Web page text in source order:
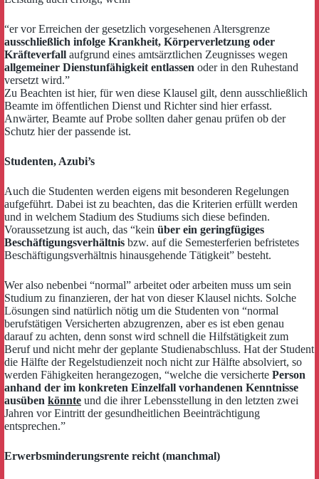
“er vor Erreichen der gesetzlich vorgesehenen Altersgrenze
ausschließlich infolge Krankheit, Körperverletzung oder
Kräfteverfall aufgrund eines amtsärztlichen Zeugnisses wegen
allgemeiner Dienstunfähigkeit entlassen oder in den Ruhestand
versetzt wird.”
Zu Beachten ist hier, für wen diese Klausel gilt, denn ausschließlich
Beamte im öffentlichen Dienst und Richter sind hier erfasst.
Anwärter, Beamte auf Probe sollten daher genau prüfen ob der
Schutz hier der passende ist.
Studenten, Azubi’s
Auch die Studenten werden eigens mit besonderen Regelungen
aufgeführt. Dabei ist zu beachten, das die Kriterien erfüllt werden
und in welchem Stadium des Studiums sich diese befinden.
Voraussetzung ist auch, das “kein über ein geringfügiges
Beschäftigungsverhältnis bzw. auf die Semesterferien befristetes
Beschäftigungsverhältnis hinausgehende Tätigkeit” besteht.
Wer also nebenbei “normal” arbeitet oder arbeiten muss um sein
Studium zu finanzieren, der hat von dieser Klausel nichts. Solche
Lösungen sind natürlich nötig um die Studenten von “normal
berufstätigen Versicherten abzugrenzen, aber es ist eben genau
darauf zu achten, denn sonst wird schnell die Hilfstätigkeit zum
Beruf und nicht mehr der geplante Studienabschluss. Hat der Student
die Hälfte der Regelstudienzeit noch nicht zur Hälfte absolviert, so
werden Fähigkeiten herangezogen, “welche die versicherte Person
anhand der im konkreten Einzelfall vorhandenen Kenntnisse
ausüben könnte und die ihrer Lebensstellung in den letzten zwei
Jahren vor Eintritt der gesundheitlichen Beeinträchtigung
entsprechen.”
Erwerbsminderungsrente reicht (manchmal)